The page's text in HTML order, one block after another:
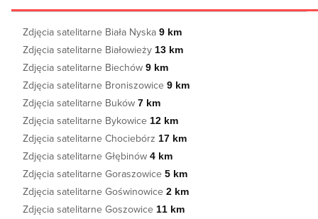
Zdjęcia satelitarne Biała Nyska 9 km
Zdjęcia satelitarne Białowieży 13 km
Zdjęcia satelitarne Biechów 9 km
Zdjęcia satelitarne Broniszowice 9 km
Zdjęcia satelitarne Buków 7 km
Zdjęcia satelitarne Bykowice 12 km
Zdjęcia satelitarne Chociebórz 17 km
Zdjęcia satelitarne Głębinów 4 km
Zdjęcia satelitarne Goraszowice 5 km
Zdjęcia satelitarne Goświnowice 2 km
Zdjęcia satelitarne Goszowice 11 km